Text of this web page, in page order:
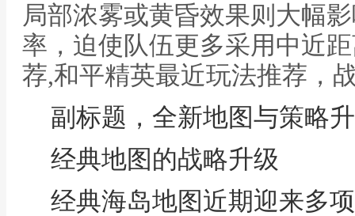
局部浓雾或黄昏效果则大幅
率，迫使队伍更多采用中近
荐,和平精英最近玩法推荐，
副标题，全新地图与策略
经典地图的战略升级
经典海岛地图近期迎来多